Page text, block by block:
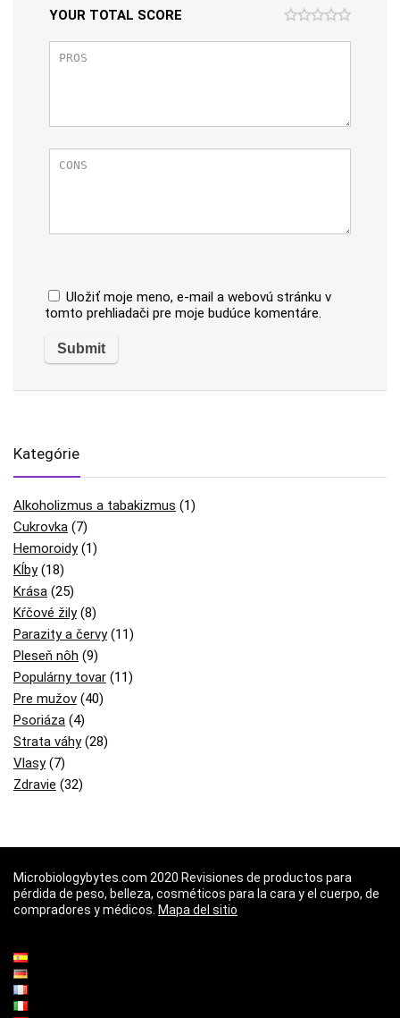
YOUR TOTAL SCORE
Uložiť moje meno, e-mail a webovú stránku v
tomto prehliadači pre moje budúce komentáre.
Kategórie
Alkoholizmus a tabakizmus (1)
Cukrovka (7)
Hemoroidy(1)
Kĺby(18)
Krása (25)
Kŕčové žily(8)
Parazity a červy(11)
Pleseň nôh (9)
Populárny tovar (11)
Pre mužov (40)
Psoriáza (4)
Strata váhy(28)
Vlasy(7)
Zdravie (32)
Microbiologybytes.com 2020 Revisiones de productos para
pérdida de peso, belleza, cosméticos para la cara y el cuerpo, de
compradores y médicos. Mapa del sitio